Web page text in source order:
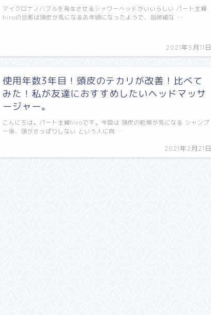
2021年5月11日
マイクロナノバブルを発生させるシャワーヘッドがいいらしい パート主婦
hiroの旦那は頭皮が気になるお年頃になったようで、超微細な …
使用年数3年目！頭皮のテカリが改善！比べて
みた！私が友達におすすめしたいヘッドマッサ
ージャー。
2021年2月21日
こんにちは。パート主婦hiroです。今回は 頭皮の乾燥が気になる シャンプ
ー後、頭がさっぱりしない という人に向 …